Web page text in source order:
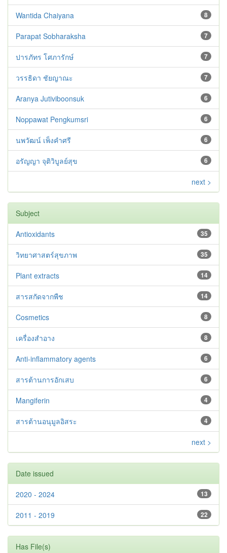
8
Wantida Chaiyana
7
Parapat Sobharaksha
7
ปารภัทร โศภารักษ์
7
วรรธิดา ชัยญาณะ
6
Aranya Jutiviboonsuk
6
Noppawat Pengkumsri
6
นพวัฒน์ เพ็งคำศรี
6
อรัญญา จุติวิบูลย์สุข
next >
Subject
35
Antioxidants
35
วิทยาศาสตร์สุขภาพ
14
Plant extracts
14
สารสกัดจากพืช
8
Cosmetics
8
เครื่องสำอาง
6
Anti-inflammatory agents
6
สารต้านการอักเสบ
4
Mangiferin
4
สารต้านอนุมูลอิสระ
next >
Date issued
13
2020 - 2024
22
2011 - 2019
Has File(s)